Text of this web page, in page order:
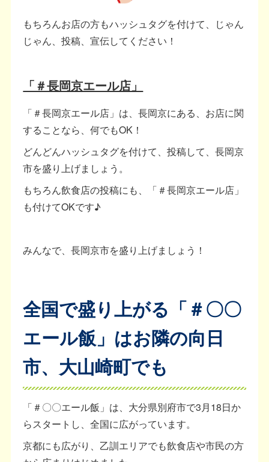
もちろんお店の方もハッシュタグを付けて、じゃん
じゃん、投稿、宣伝してください！
「＃長岡京エール店」
「＃長岡京エール店」は、長岡京にある、お店に関
することなら、何でもOK！
どんどんハッシュタグを付けて、投稿して、長岡京
市を盛り上げましょう。
もちろん飲食店の投稿にも、「＃長岡京エール店」
も付けてOKです♪
みんなで、長岡京市を盛り上げましょう！
全国で盛り上がる「＃〇〇
エール飯」はお隣の向日
市、大山崎町でも
「＃〇〇エール飯」は、大分県別府市で3月18日か
らスタートし、全国に広がっています。
京都にも広がり、乙訓エリアでも飲食店や市民の方